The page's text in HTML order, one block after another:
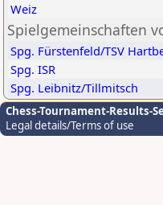
Weiz
Spielgemeinschaften
Spg. Fürstenfeld/TSV
Spg. ISR
Spg. Leibnitz/Tillmitsch
Chess-Tournament-Results-
Legal details/Terms of use